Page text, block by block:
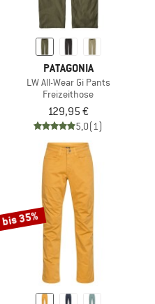
PATAGONIA
LW All-Wear Gi Pants
Freizeithose
129,95 €
5,0(1)
bis 35%